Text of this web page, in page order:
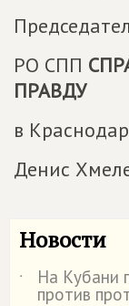
РО СПП
ПРАВДУ
в
Денис
Новости
˙ На Кубани
против